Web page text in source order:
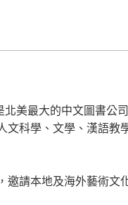
美最大的中文圖書公
科學、文學、漢語教
請本地及海外藝術文